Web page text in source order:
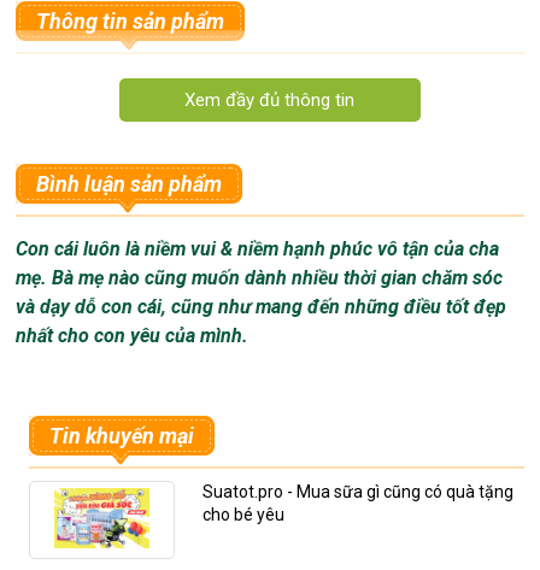
Thông tin sản phẩm
Sữa nước glucerna sản phẩm dành riêng cho người
bị bệnh tiểu đường
Sữa nước glucernalà sản phẩm được nhiều bệnh
nhân tiểu đường tin dùng và lựa chọn. Đây là một giải
pháp dinh dưỡng đặc biệt là dành riêng cho người
mắc bệnh đái tháo đường. Sản phẩm thuộc thương
hiệu sữa nổi tiếng của Abbott Hoa Kỳ - hãng sữa hàng
đầu luôn đem tới sản phẩm sữa chất lượng, an toàn,
đảm bảo.
Bình luận sản phẩm
Con cái luôn là niềm vui & niềm hạnh phúc vô tận của cha
mẹ. Bà mẹ nào cũng muốn dành nhiều thời gian chăm sóc
và dạy dỗ con cái, cũng như mang đến những điều tốt đẹp
nhất cho con yêu của mình.
Tin khuyến mại
Suatot.pro - Mua sữa gì cũng có quà tặng
cho bé yêu